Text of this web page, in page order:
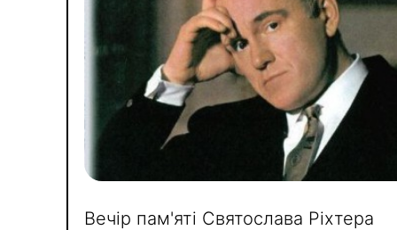
Вечір пам'яті Святослава Ріхтера